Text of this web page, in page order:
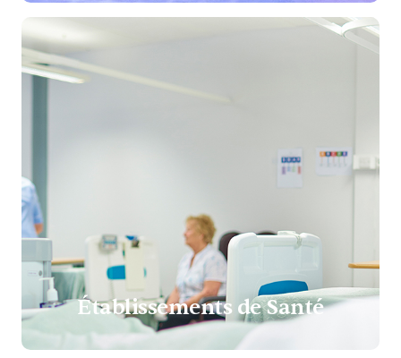
Établissements de Santé